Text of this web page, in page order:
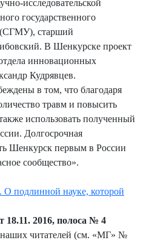
исследовательской
государственного
(СГМУ), старший
В Шенкурске проект
инновационных
Кудрявцев.
в том, что благодаря
травм и повысить
использовать полученный
Долгосрочная
Шенкурск первым в России
сообщество».
подлинной науке, которой
18.11. 2016, полоса № 4
читателей (см. «МГ» №